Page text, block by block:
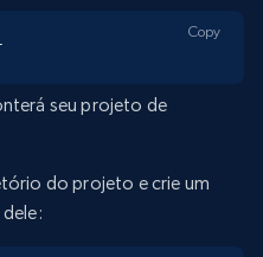
Copy
seu projeto de
do projeto e crie um